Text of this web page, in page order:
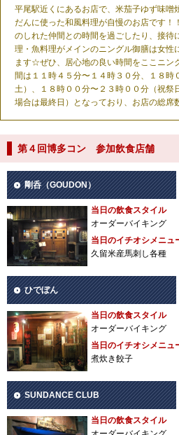
平尾駅近くにあるお店で、米茄子ゆず味噌
だんに使った和風料理が自慢のお店です！
のしれた仲間との時間を過ごしたり、接待
理・魚料理がメインのニングル御膳は女性
ます☆ぜひ、居心地の良い時間をここニ
間は１１時４５分〜１４時３０分、１８時
土）、１８時００分〜２３時００分（祝祭
場合は最終日）となっており、お店の総席
第４回博多コン 参加飲食店舗
剛呑（GOUDON）
当日の飲食スタイル
オーダーバイキング
当日のイチオシメニュ
久留米産馬刺し各種
ひでぼん
当日の飲食スタイル
オーダーバイキング
当日のイチオシメニュ
煮炊き餃子
SUNDANCE CLUB
当日の飲食スタイル